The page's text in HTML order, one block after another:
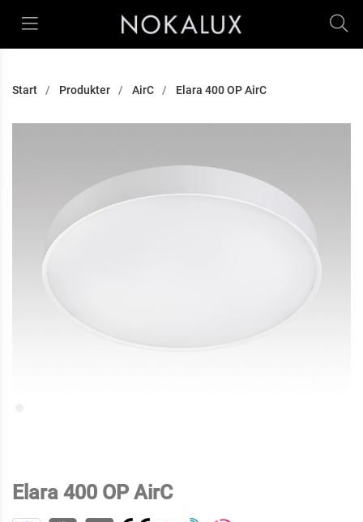
Start Produkter AirC Elara 400 OP AirC
Elara 400 OP AirC